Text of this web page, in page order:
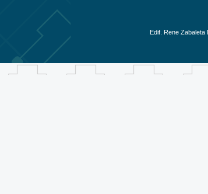
Edif. Rene